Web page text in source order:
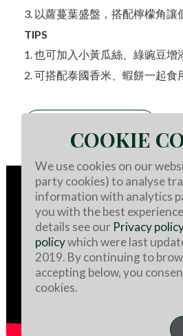
3. 以蘿蔓葉盛盤，搭配檸檬角讓
TIPS
1. 也可加入小黃瓜絲、綠豌豆增
2. 可搭配泰國香米、蝦餅一起食
COOKIE
We use cookies on our
party cookies) to analyse
information with analytics
you with the best
details see our Privacy
policywhich were last
2019. By continuing to
accepting below, you
cookies.